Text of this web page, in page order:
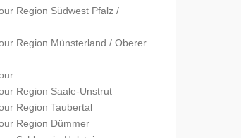
Region Südwest Pfalz /
Region Münsterland / Oberer
Region Saale-Unstrut
Region Taubertal
Region Dümmer